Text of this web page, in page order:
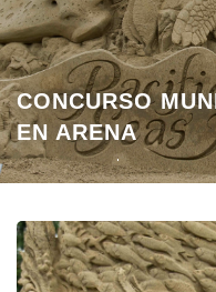
CONCURSO
EN ARENA
Evento La